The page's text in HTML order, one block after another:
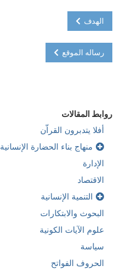
الهدف
رساله الموقع
روابط المقالات
أفلا يتدبرون القراّن
منهاج بناء الحضارة الإنسانية
الإدارة
الاقتصاد
التنمية الإنسانية
البحوث والابتكارات
علوم الآيات الكونية
سياسة
الحروف الفواتح